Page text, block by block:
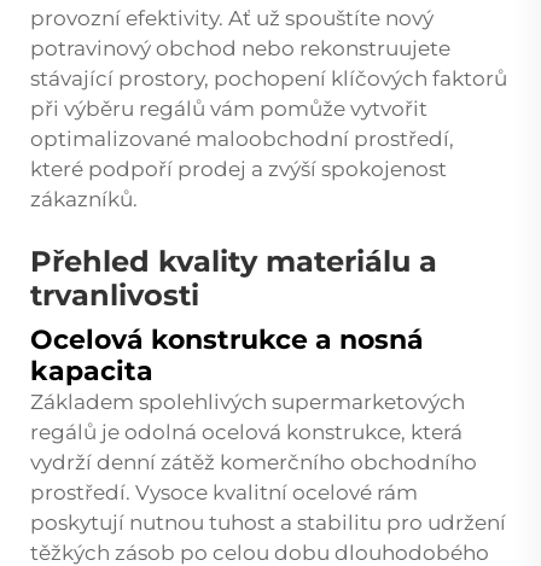
provozní efektivity. Ať už spouštíte nový
potravinový obchod nebo rekonstruujete
stávající prostory, pochopení klíčových faktorů
při výběru regálů vám pomůže vytvořit
optimalizované maloobchodní prostředí,
které podpoří prodej a zvýší spokojenost
zákazníků.
Přehled kvality materiálu a
trvanlivosti
Ocelová konstrukce a nosná
kapacita
Základem spolehlivých supermarketových
regálů je odolná ocelová konstrukce, která
vydrží denní zátěž komerčního obchodního
prostředí. Vysoce kvalitní ocelové rám
poskytují nutnou tuhost a stabilitu pro udržení
těžkých zásob po celou dobu dlouhodobého